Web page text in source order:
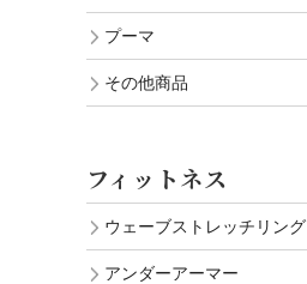
プーマ
その他商品
フィットネス
ウェーブストレッチリング
アンダーアーマー